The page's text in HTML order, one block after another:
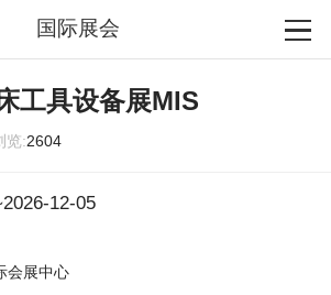
国际展会
工具设备展MIS
览:2604
12-05
会展中心